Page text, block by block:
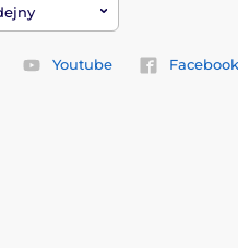
Youtube Facebook